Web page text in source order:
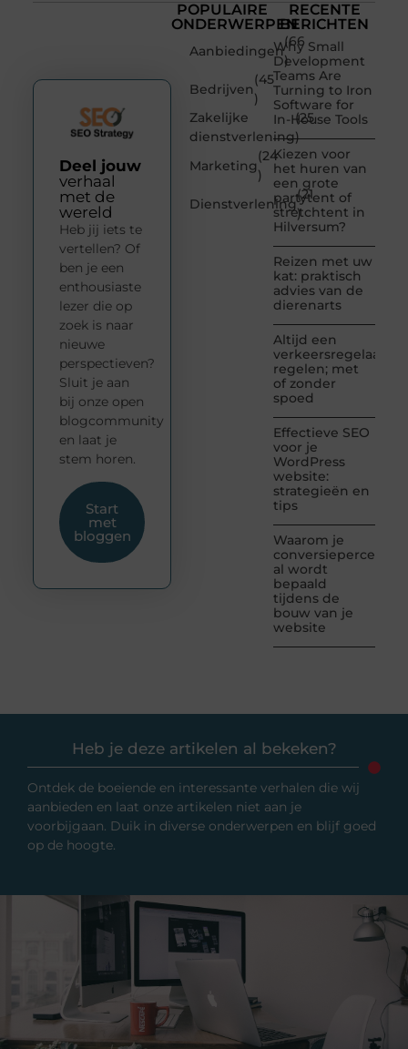
POPULAIRE
ONDERWERPEN
Aanbiedingen
(66
)
Bedrijven
(45
)
Zakelijke
dienstverlening
(25
)
Marketing
(24
)
Dienstverlening
(21
)
RECENTE
BERICHTEN
Why Small
Development
Teams Are
Turning to Iron
Software for
In-House Tools
Kiezen voor
het huren van
een grote
partytent of
stretchtent in
Hilversum?
Reizen met uw
kat: praktisch
advies van de
dierenarts
Altijd een
verkeersregelaar
regelen; met
of zonder
spoed
Effectieve SEO
voor je
WordPress
website:
strategieën en
tips
Waarom je
al wordt
bepaald
tijdens de
bouw van je
website
Deel jouw
verhaal
met de
wereld
Heb jij iets te
vertellen? Of
ben je een
enthousiaste
lezer die op
zoek is naar
nieuwe
perspectieven?
Sluit je aan
bij onze open
blogcommunity
en laat je
stem horen.
Start
met
bloggen
Heb je deze artikelen al bekeken?
Ontdek de boeiende en interessante verhalen die wij
aanbieden en laat onze artikelen niet aan je
voorbijgaan. Duik in diverse onderwerpen en blijf goed
op de hoogte.